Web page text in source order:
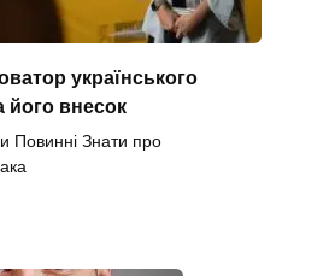
українського
його внесок
Повинні Знати про